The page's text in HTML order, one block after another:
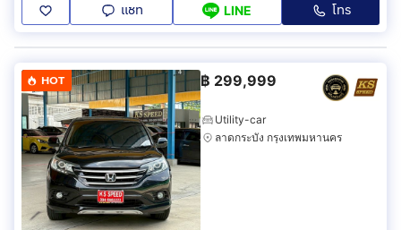
แชท LINE โทร
HOT ฿ 299,999
Utility-car
ลาดกระบัง กรุงเทพมหานคร